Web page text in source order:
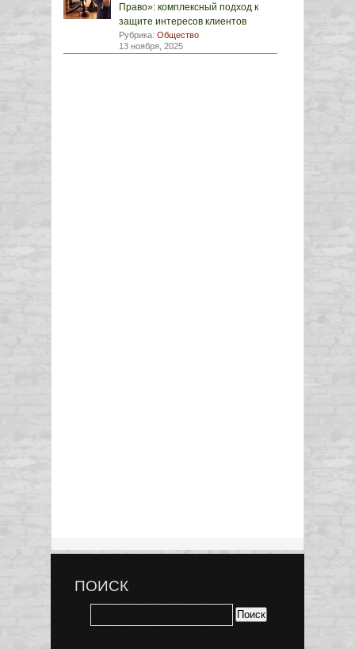
Право»: комплексный подход к
защите интересов клиентов
Рубрика: Общество
13 ноября, 2025
ПОИСК